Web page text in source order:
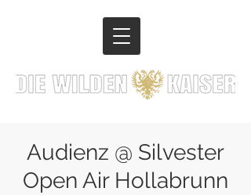
Audienz @ Silvester
Open Air Hollabrunn